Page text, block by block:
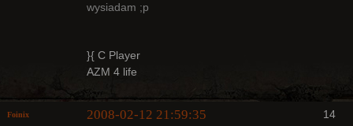
wysiadam ;p
}{ C Player
AZM 4 life
14
Foinix 2008-02-12 21:59:35